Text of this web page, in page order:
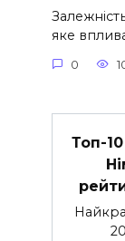
яке
0
Топ-